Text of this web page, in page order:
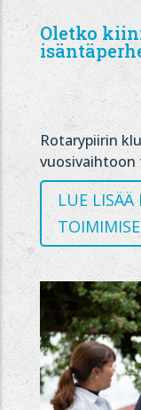
Oletko
Rotarypiirin
vuosivaihtoon
LUE LISÄÄ